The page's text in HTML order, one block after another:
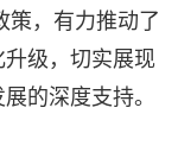
策，有力推动了
级，切实展现
的深度支持。